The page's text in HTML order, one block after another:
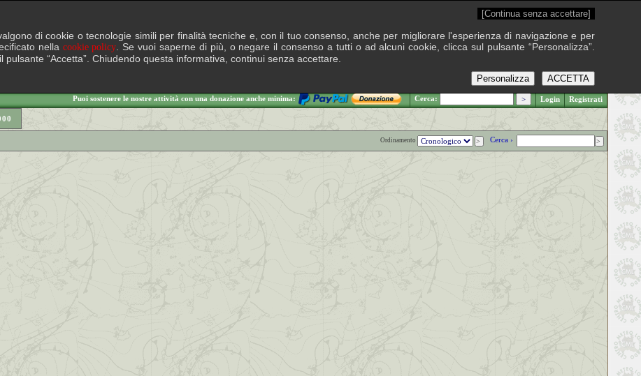
.: Domenica 9 agosto 2026
Puoi sostenere le nostre attività con una donazione anche minima: Cerca: Login Registrati
Ordinamento Cerca ›
[Continua senza accettare]
di cookie o tecnologie simili per finalità tecniche e, con il tuo consenso, anche per migliorare l'esperienza di navigazione e per
nella cookie policy . Se vuoi saperne di più, o negare il consenso a tutti o ad alcuni cookie, clicca sul pulsante “Personalizza”.
“Accetta”. Chiudendo questa informativa, continui senza accettare.
ACCETTA
Personalizza